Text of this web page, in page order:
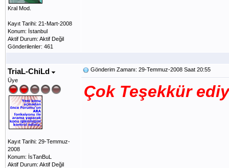
Kral Mod.
Kayıt Tarihi: 21-Mart-2008
Konum: İstanbul
Aktif Durum: Aktif Değil
Gönderilenler: 461
TriaL-ChiLd
Üye
Kayıt Tarihi: 29-Temmuz-
2008
Konum: İsTanBuL
Aktif Durum: Aktif Değil
Gönderim Zamanı: 29-Temmuz-2008 Saat 20:55
Çok Teşekkür